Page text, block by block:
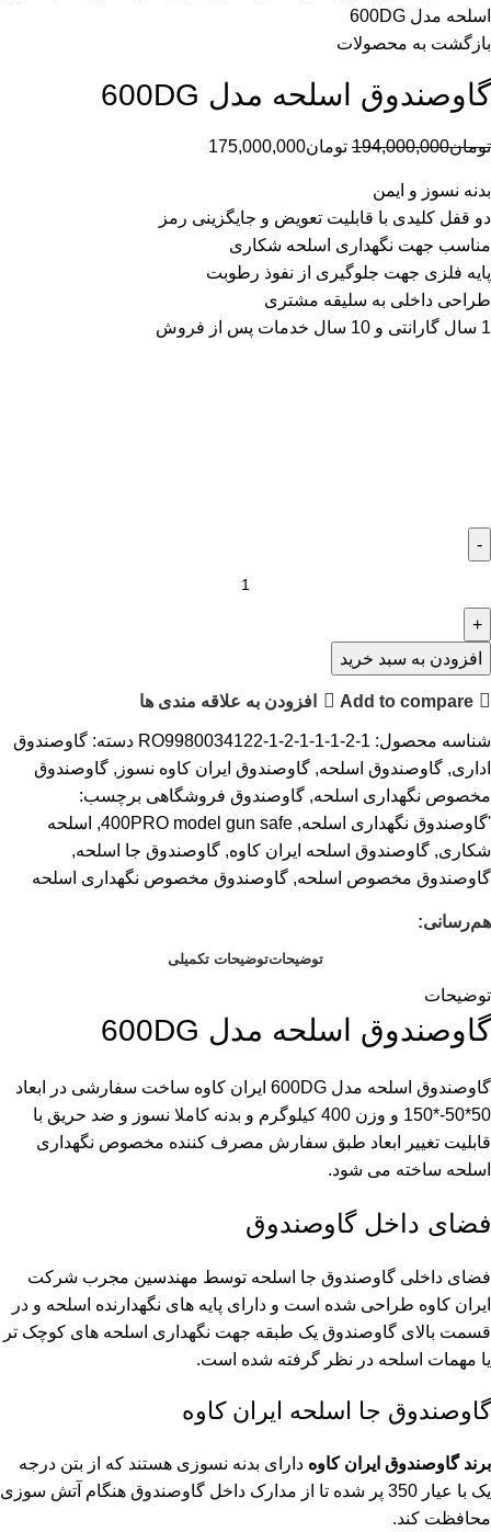
اسلحه مدل 600DG
بازگشت به محصولات
گاوصندوق اسلحه مدل 600DG
تومان194,000,000 تومان175,000,000
بدنه نسوز و ایمن
دو قفل کلیدی با قابلیت تعویض و جایگزینی رمز
مناسب جهت نگهداری اسلحه شکاری
پایه فلزی جهت جلوگیری از نفوذ رطوبت
طراحی داخلی به سلیقه مشتری
1 سال گارانتی و 10 سال خدمات پس از فروش
افزودن به سبد خرید
Add to compare افزودن به علاقه مندی ها
شناسه محصول: RO9980034122-1-2-1-1-1-2-1 دسته: گاوصندوق
اداری, گاوصندوق اسلحه, گاوصندوق ایران کاوه نسوز , گاوصندوق
مخصوص نگهداری اسلحه, گاوصندوق فروشگاهی برچسب:
'گاوصندوق نگهداری اسلحه,
400PRO model gun safe
, اسلحه
شکاری, گاوصندوق اسلحه ایران کاوه, گاوصندوق جا اسلحه,
گاوصندوق مخصوص اسلحه, گاوصندوق مخصوص نگهداری اسلحه
هم‌رسانی:
توضیحاتتوضیحات تکمیلی
توضیحات
گاوصندوق اسلحه مدل 600DG
گاوصندوق اسلحه مدل 600DG ایران کاوه ساخت سفارشی در ابعاد
50*50-*150 و وزن 400 کیلوگرم و بدنه کاملا نسوز و ضد حریق با
قابلیت تغییر ابعاد طبق سفارش مصرف کننده مخصوص نگهداری
اسلحه ساخته می شود.
فضای داخل گاوصندوق
فضای داخلی گاوصندوق جا اسلحه توسط مهندسین مجرب شرکت
ایران کاوه طراحی شده است و دارای پایه های نگهدارنده اسلحه و در
قسمت بالای گاوصندوق یک طبقه جهت نگهداری اسلحه های کوچک تر
یا مهمات اسلحه در نظر گرفته شده است.
گاوصندوق جا اسلحه ایران کاوه
برند گاوصندوق ایران کاوه دارای بدنه نسوزی هستند که از بتن درجه
یک با عیار 350 پر شده تا از مدارک داخل گاوصندوق هنگام آتش سوزی
محافظت کند.